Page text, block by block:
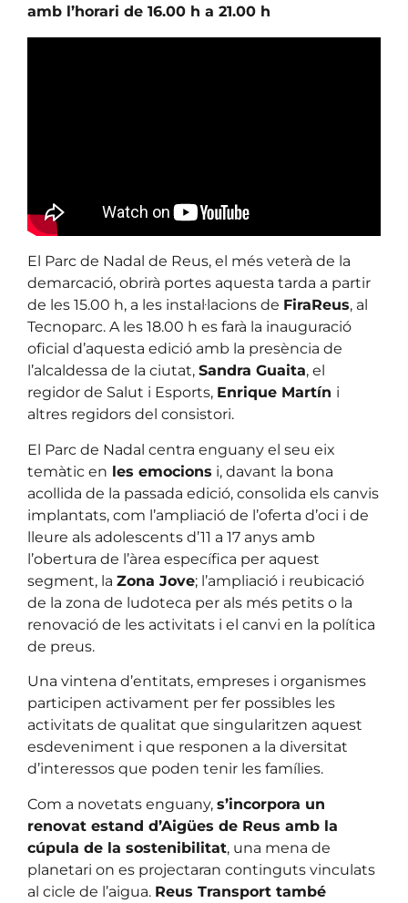
amb l’horari de 16.00 h a 21.00 h
El Parc de Nadal de Reus, el més veterà de la
demarcació, obrirà portes aquesta tarda a partir
de les 15.00 h, a les instal·lacions de FiraReus, al
Tecnoparc. A les 18.00 h es farà la inauguració
oficial d’aquesta edició amb la presència de
l’alcaldessa de la ciutat, Sandra Guaita, el
regidor de Salut i Esports, Enrique Martín i
altres regidors del consistori.
El Parc de Nadal centra enguany el seu eix
temàtic en les emocions i, davant la bona
acollida de la passada edició, consolida els canvis
implantats, com l’ampliació de l’oferta d’oci i de
lleure als adolescents d’11 a 17 anys amb
l’obertura de l’àrea específica per aquest
segment, la Zona Jove; l’ampliació i reubicació
de la zona de ludoteca per als més petits o la
renovació de les activitats i el canvi en la política
de preus.
Una vintena d’entitats, empreses i organismes
participen activament per fer possibles les
activitats de qualitat que singularitzen aquest
esdeveniment i que responen a la diversitat
d’interessos que poden tenir les famílies.
Com a novetats enguany, s’incorpora un
renovat estand d’Aigües de Reus amb la
cúpula de la sostenibilitat, una mena de
planetari on es projectaran continguts vinculats
al cicle de l’aigua. Reus Transport també